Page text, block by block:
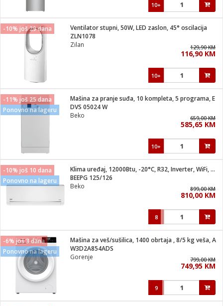
10+
-10% još 29 dana
Ventilator stupni, 50W, LED zaslon, 45° oscilacija
ZLN1078
Zilan
129,90 KM
116,90 KM
10+
-11% još 25 dana
Ponovno na lageru
Mašina za pranje suđa, 10 kompleta, 5 programa, E
DVS 05024 W
Beko
659,00 KM
585,65 KM
10+
-10% još 10 dana
Ponovno na lageru
Klima uređaj, 12000Btu, -20°C, R32, Inverter, WiFi, A+++/A++
BEEPG 125/126
Beko
899,00 KM
810,00 KM
8
-6% još 3 dana
Ponovno na lageru
Mašina za veš/sušilica, 1400 obrtaja , 8/5 kg veša, A
W3D2A854ADS
Gorenje
799,00 KM
749,95 KM
9